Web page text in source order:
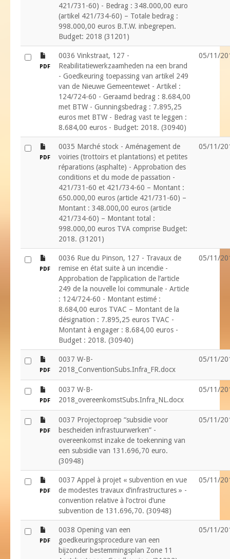
421/731-60) - Bedrag : 348.000,00 euro
(artikel 421/734-60) – Totale bedrag :
998.000,00 euros B.T.W. inbegrepen.
Budget: 2018 (31201)
PDF
0036 Vinkstraat, 127 -
Reabilitatiewerkzaamheden na een brand
- Goedkeuring toepassing van artikel 249
van de Nieuwe Gemeentewet - Artikel :
124/724-60 - Geraamd bedrag : 8.684,00
met BTW - Gunningsbedrag : 7.895,25
euros met BTW - Bedrag vast te leggen :
8.684,00 euros - Budget: 2018. (30940)
05/11/
PDF
0035 Marché stock - Aménagement de
voiries (trottoirs et plantations) et petites
réparations (asphalte) - Approbation des
conditions et du mode de passation -
421/731-60 et 421/734-60 – Montant :
650.000,00 euros (article 421/731-60) –
Montant : 348.000,00 euros (article
421/734-60) – Montant total :
998.000,00 euros TVA comprise Budget:
2018. (31201)
05/11/
PDF
0036 Rue du Pinson, 127 - Travaux de
remise en état suite à un incendie -
Approbation de l’application de l’article
249 de la nouvelle loi communale - Article
: 124/724-60 - Montant estimé :
8.684,00 euros TVAC – Montant de la
désignation : 7.895,25 euros TVAC -
Montant à engager : 8.684,00 euros -
Budget : 2018. (30940)
05/11/
PDF
0037 W-B-
2018_ConventionSubs.Infra_FR.docx
05/11/
PDF
0037 W-B-
2018_overeenkomstSubs.Infra_NL.docx
05/11/
PDF
0037 Projectoproep “subsidie voor
bescheiden infrastuurwerken” -
overeenkomst inzake de toekenning van
een subsidie van 131.696,70 euro.
(30948)
05/11/
PDF
0037 Appel à projet « subvention en vue
de modestes travaux d’infrastructures » -
convention relative à l’octroi d’une
subvention de 131.696,70. (30948)
05/11/
PDF
0038 Opening van een
goedkeuringsprocedure van een
bijzonder bestemmingsplan Zone 11
05/11/